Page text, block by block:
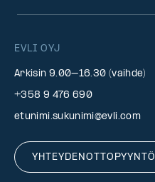
EVLI OYJ
Arkisin 9.00–16.30 (vaihde)
+358 9 476 690
etunimi.sukunimi@evli.com
YHTEYDENOTTOPYYNTÖ